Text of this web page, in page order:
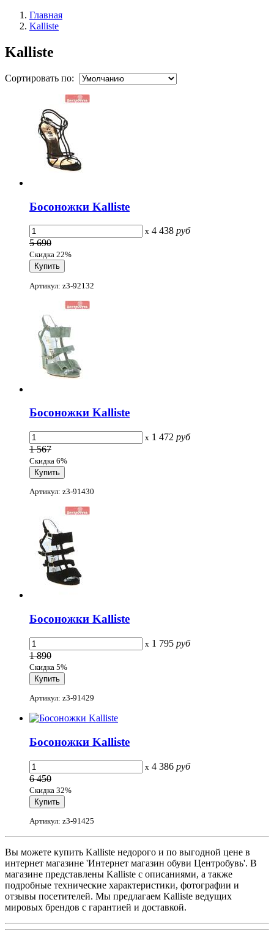
Главная
Kalliste
Kalliste
Сортировать по:
Босоножки Kalliste
x 4 438 руб
5 690
Скидка 22%
Артикул: z3-92132
Босоножки Kalliste
x 1 472 руб
1 567
Скидка 6%
Артикул: z3-91430
Босоножки Kalliste
x 1 795 руб
1 890
Скидка 5%
Артикул: z3-91429
Босоножки Kalliste
x 4 386 руб
6 450
Скидка 32%
Артикул: z3-91425
Вы можете купить Kalliste недорого и по выгодной цене в
интернет магазине 'Интернет магазин обуви Центробувь'. В
магазине представлены Kalliste с описаниями, а также
подробные технические характеристики, фотографии и
отзывы посетителей. Мы предлагаем Kalliste ведущих
мировых брендов с гарантией и доставкой.